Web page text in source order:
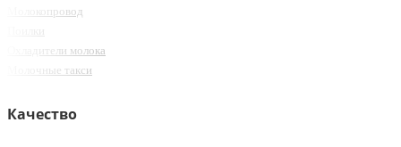
Молокопровод
Охладители молока
Молочные такси
Качество